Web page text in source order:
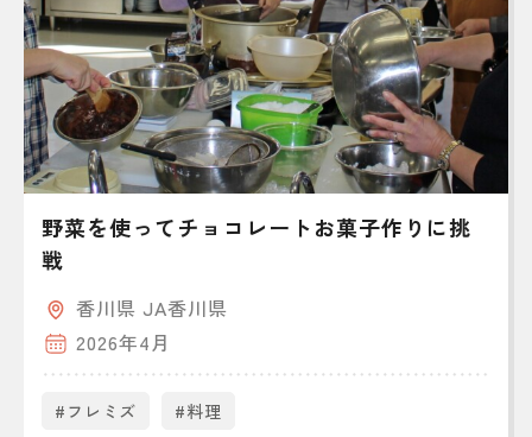
野菜を使ってチョコレートお菓子作りに挑
戦
香川県 JA香川県
2026年4月
#フレミズ #料理